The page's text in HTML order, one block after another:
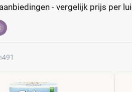
- vergelijk prijs per
491